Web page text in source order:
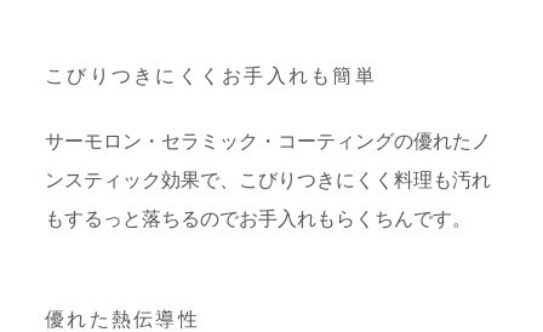
こびりつきにくくお手入れも簡単
サーモロン・セラミック・コーティングの優れたノ
ンスティック効果で、こびりつきにくく料理も汚れ
もするっと落ちるのでお手入れもらくちんです。
優れた熱伝導性